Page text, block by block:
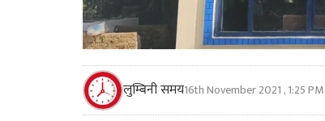
लुम्बिनी समय16th November 2021 , 1:25 PM